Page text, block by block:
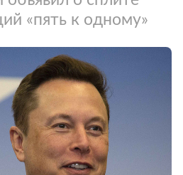
«пять к одному»